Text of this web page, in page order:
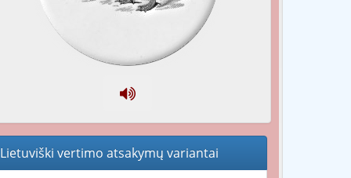
Lietuviški vertimo atsakymų variantai